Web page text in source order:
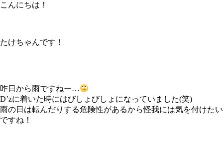
こんにちは！
たけちゃんです！
昨日から雨ですねー…
D’zに着いた時にはびしょびしょになっていました(笑)
雨の日は転んだりする危険性があるから怪我には気を付けたい
ですね！